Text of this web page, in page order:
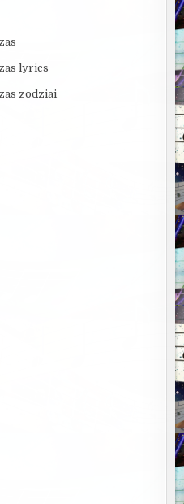
lyrics
zodziai